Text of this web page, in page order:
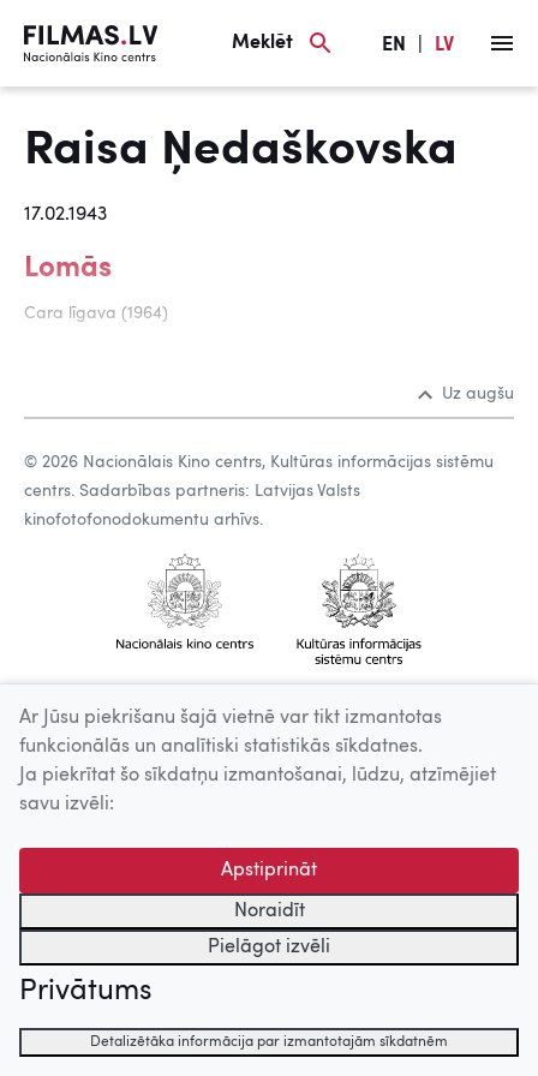
Meklēt EN LV
Raisa Ņedaškovska
17.02.1943
Lomās
Cara līgava (1964)
Uz augšu
© 2026 Nacionālais Kino centrs, Kultūras informācijas sistēmu
centrs. Sadarbības partneris: Latvijas Valsts
kinofotofonodokumentu arhīvs.
Ar Jūsu piekrišanu šajā vietnē var tikt izmantotas
funkcionālās un analītiski statistikās sīkdatnes.
Ja piekrītat šo sīkdatņu izmantošanai, lūdzu, atzīmējiet
savu izvēli:
Apstiprināt
Noraidīt
Pielāgot izvēli
Privātums
Detalizētāka informācija par izmantotajām sīkdatnēm